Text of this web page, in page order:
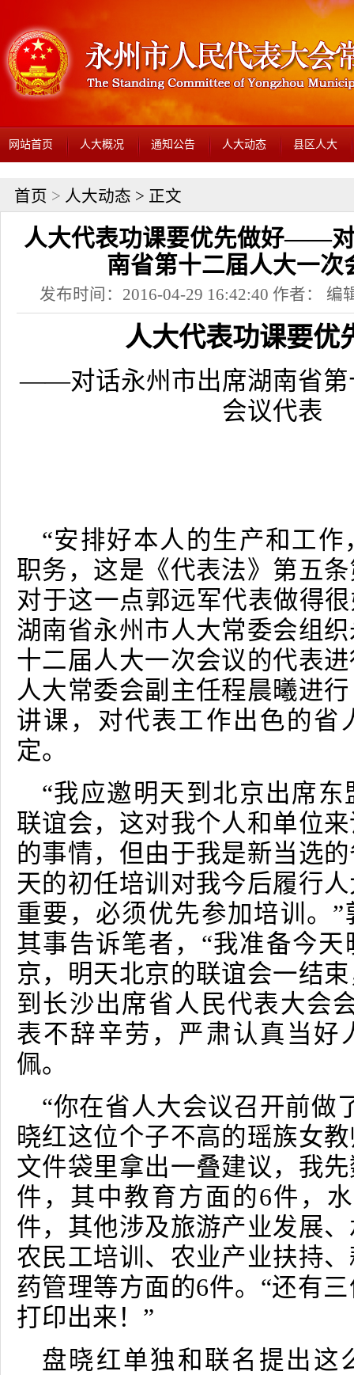
网站首页 人大概况 通知公告 人大动态 县区人大
首页 > 人大动态 > 正文
人大代表功课要优先做好——
南省第十二届人大一次
发布时间：2016-04-29 16:42:40 作者： 编
人大代表功课要优
——对话永州市出席湖南省第
会议代表
“安排好本人的生产和工
职务，这是《代表法》第五
对于这一点郭远军代表做得
湖南省永州市人大常委会组
十二届人大一次会议的代表
人大常委会副主任程晨曦进
讲课，对代表工作出色的省
定。
“我应邀明天到北京出席
联谊会，这对我个人和单位
的事情，但由于我是新当选
天的初任培训对我今后履行
重要，必须优先参加培训。
其事告诉笔者，“我准备今
京，明天北京的联谊会一结
到长沙出席省人民代表大会
表不辞辛劳，严肃认真当好
佩。
“你在省人大会议召开前做
晓红这位个子不高的瑶族女
文件袋里拿出一叠建议，我
件，其中教育方面的6件，
件，其他涉及旅游产业发展
农民工培训、农业产业扶持
药管理等方面的6件。“还有
打印出来！”
盘晓红单独和联名提出这